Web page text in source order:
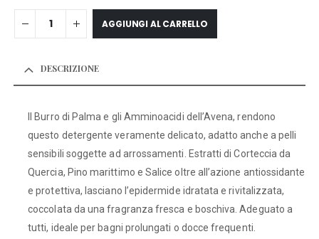
AGGIUNGI AL CARRELLO
DESCRIZIONE
Il Burro di Palma e gli Amminoacidi dell’Avena, rendono
questo detergente veramente delicato, adatto anche a pelli
sensibili soggette ad arrossamenti. Estratti di Corteccia da
Quercia, Pino marittimo e Salice oltre all’azione antiossidante
e protettiva, lasciano l’epidermide idratata e rivitalizzata,
coccolata da una fragranza fresca e boschiva. Adeguato a
tutti, ideale per bagni prolungati o docce frequenti.